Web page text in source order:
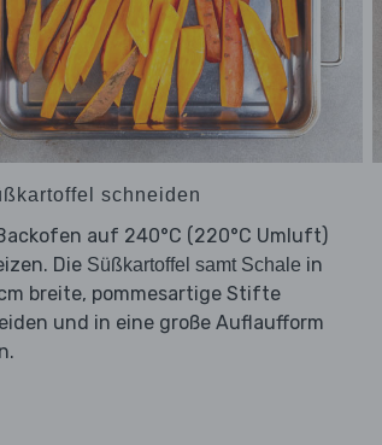
schneiden
auf 240°C (220°C Umluft)
Die Süßkartoffel samt Schale in
breite, pommesartige Stifte
und in eine große Auflaufform